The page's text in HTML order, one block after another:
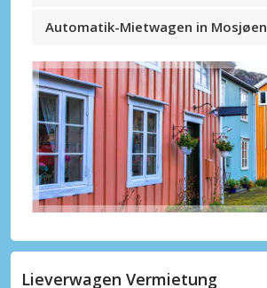
Automatik-Mietwagen in Mosjøen
Lieverwagen Vermietung